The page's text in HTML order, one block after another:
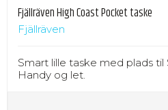
Fjällräven High Coast Pocket taske
Fjällräven
Smart lille taske med plads
Handy og let.